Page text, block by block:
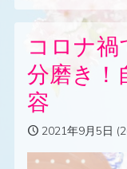
コロナ禍
分磨き！
容
2021年9月5日